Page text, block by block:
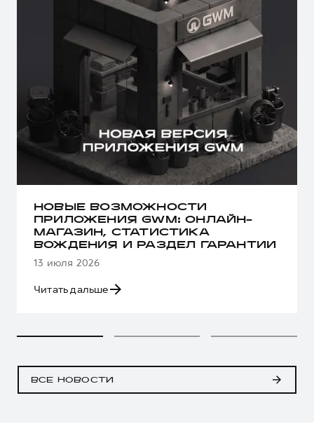
НОВЫЕ ВОЗМОЖНОСТИ
ПРИЛОЖЕНИЯ GWM: ОНЛАЙН-
МАГАЗИН, СТАТИСТИКА
ВОЖДЕНИЯ И РАЗДЕЛ ГАРАНТИИ
13 июля 2026
Читать дальше
ВСЕ НОВОСТИ